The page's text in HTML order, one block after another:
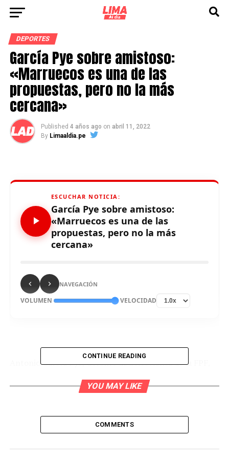
DEPORTES
García Pye sobre amistoso:
«Marruecos es una de las
propuestas, pero no la más
cercana»
Published 4 años ago on abril 11, 2022
By Limaaldia.pe
ESCUCHAR NOTICIA:
García Pye sobre amistoso:
«Marruecos es una de las
propuestas, pero no la más
cercana»
NAVEGACIÓN
VOLUMEN VELOCIDAD
Antonio García Pye, Gerente de Selecciones de la FPF,
Ovaciónque no es confirmado el amistoso con
«Estamos esperando un poco información de FIFA, qué
CONTINUE READING
YOU MAY LIKE
COMMENTS